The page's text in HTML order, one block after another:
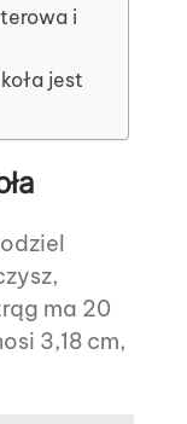
i
jest
ma 20
3,18 cm,